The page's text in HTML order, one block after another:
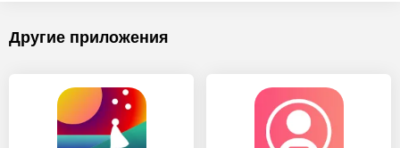
Другие приложения